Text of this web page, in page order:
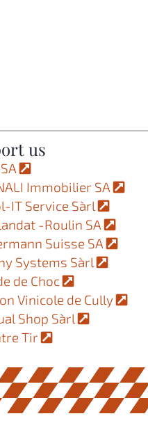
us
SA
Immobilier SA
IT Service Sàrl
-Roulin SA
Suisse SA
Systems Sàrl
de Choc
Vinicole de Cully
Shop Sàrl
Tir